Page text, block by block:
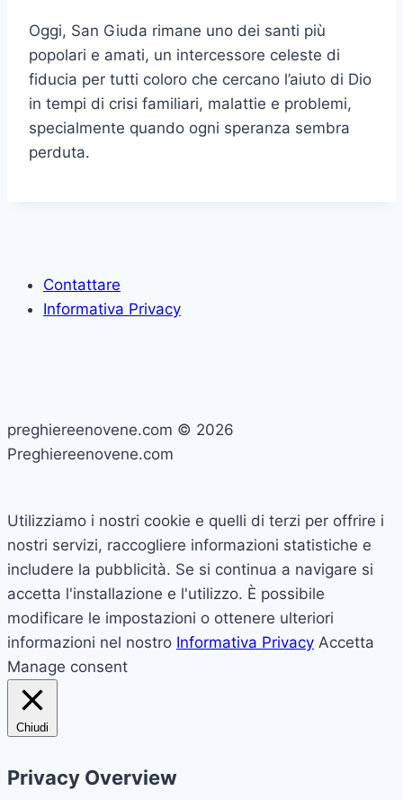
Oggi, San Giuda rimane uno dei santi più
popolari e amati, un intercessore celeste di
fiducia per tutti coloro che cercano l’aiuto di Dio
in tempi di crisi familiari, malattie e problemi,
specialmente quando ogni speranza sembra
perduta.
Contattare
Informativa Privacy
preghiereenovene.com © 2026
Preghiereenovene.com
Utilizziamo i nostri cookie e quelli di terzi per offrire i
nostri servizi, raccogliere informazioni statistiche e
includere la pubblicità. Se si continua a navigare si
accetta l'installazione e l'utilizzo. È possibile
modificare le impostazioni o ottenere ulteriori
informazioni nel nostro Informativa Privacy Accetta
Manage consent
Chiudi
Privacy Overview